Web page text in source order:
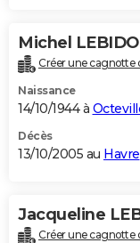
Michel
Créer une cagnotte
Naissance
14/10/1944 à
Décès
13/10/2005 au Havre
Jacqueline
Créer une cagnotte